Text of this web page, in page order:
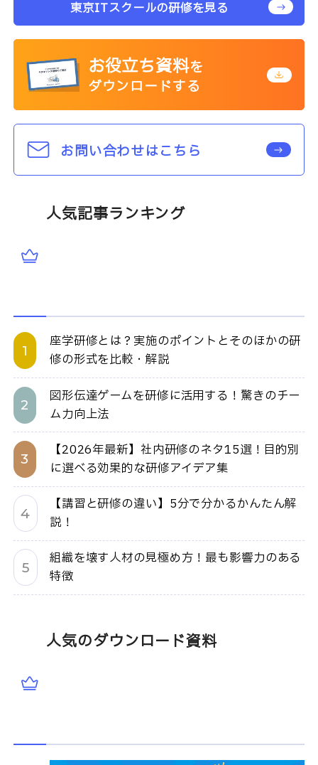
東京ITスクールの研修を見る
お役立ち資料を
ダウンロードする
お問い合わせはこちら
人気記事ランキング
座学研修とは？実施のポイントとそのほかの研
修の形式を比較・解説
図形伝達ゲームを研修に活用する！驚きのチー
ム力向上法
【2026年最新】社内研修のネタ15選！目的別
に選べる効果的な研修アイデア集
【講習と研修の違い】5分で分かるかんたん解
説！
組織を壊す人材の見極め方！最も影響力のある
特徴
人気のダウンロード資料